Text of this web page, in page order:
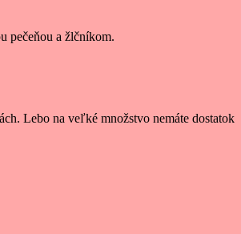
pečeňou a žlčníkom.
Lebo na veľké množstvo nemáte dostatok